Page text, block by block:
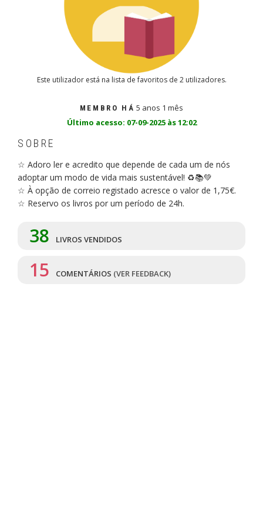
Este utilizador está na lista de favoritos de 2 utilizadores.
MEMBRO HÁ 5 anos 1 mês
Último acesso: 07-09-2025 às 12:02
SOBRE
☆ Adoro ler e acredito que depende de cada um de nós
adoptar um modo de vida mais sustentável! ♻️📚💚
☆ À opção de correio registado acresce o valor de 1,75€.
☆ Reservo os livros por um período de 24h.
38 LIVROS VENDIDOS
15 COMENTÁRIOS (VER FEEDBACK)